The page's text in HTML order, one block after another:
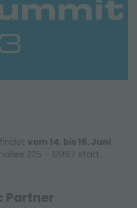
vom 14. bis 16. Juni
225 - 12057 statt.
Partner